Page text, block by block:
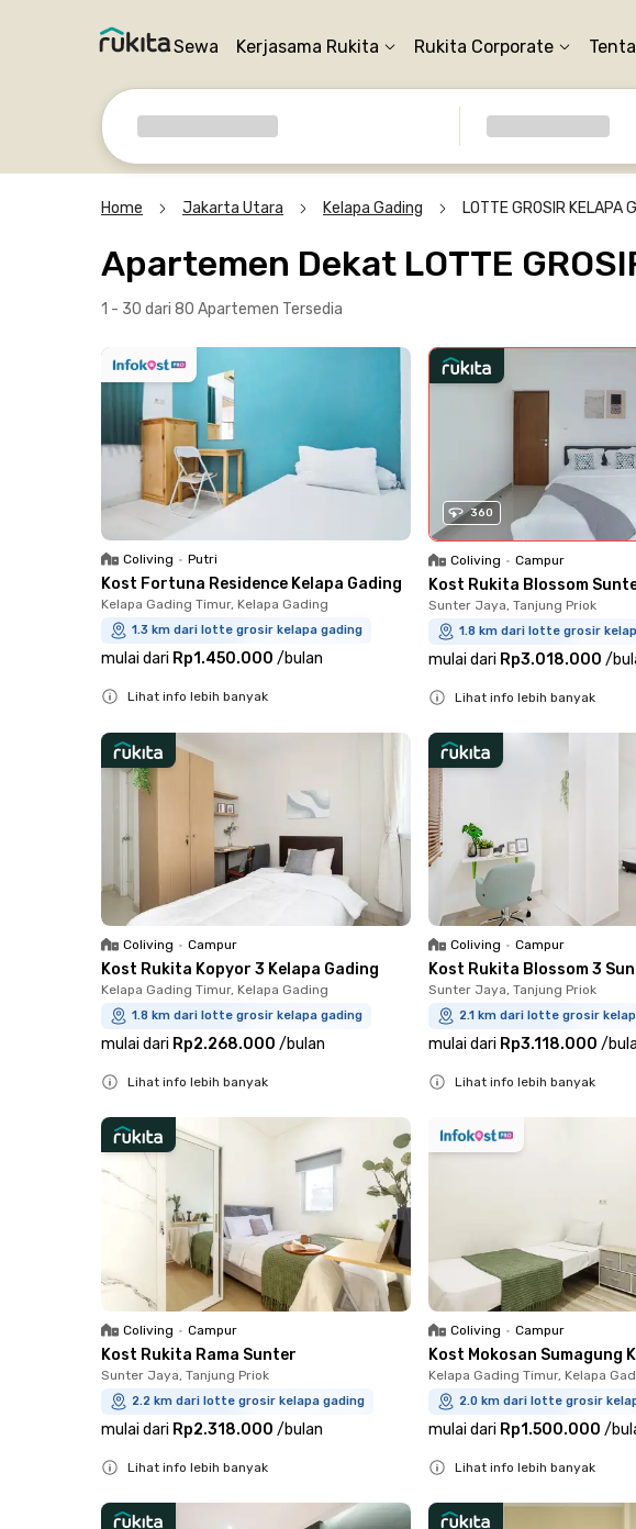
Sewa Kerjasama Rukita Rukita Corporate
Home Jakarta Utara Kelapa Gading LOTTE GROSIR KELAPA
Apartemen Dekat LOTTE
1 - 30 dari 80 Apartemen Tersedia
Coliving • Putri
Kost Fortuna Residence Kelapa Gading
Kelapa Gading Timur, Kelapa Gading
1.3 km dari lotte grosir kelapa gading
mulai dari Rp1.450.000 /bulan
Lihat info lebih banyak
360
Coliving • Campur
Kost Rukita Blossom
Sunter Jaya, Tanjung Priok
1.8 km dari lotte grosir
mulai dari Rp3.018.000 /
Lihat info lebih banyak
Coliving • Campur
Kost Rukita Kopyor 3 Kelapa Gading
Kelapa Gading Timur, Kelapa Gading
1.8 km dari lotte grosir kelapa gading
mulai dari Rp2.268.000 /bulan
Lihat info lebih banyak
Coliving • Campur
Kost Rukita Blossom 3
Sunter Jaya, Tanjung Priok
2.1 km dari lotte grosir
mulai dari Rp3.118.000 /
Lihat info lebih banyak
Coliving • Campur
Kost Rukita Rama Sunter
Sunter Jaya, Tanjung Priok
2.2 km dari lotte grosir kelapa gading
mulai dari Rp2.318.000 /bulan
Lihat info lebih banyak
Coliving • Campur
Kost Mokosan Sumagung
Kelapa Gading Timur, Kelapa
2.0 km dari lotte grosir
mulai dari Rp1.500.000 /
Lihat info lebih banyak